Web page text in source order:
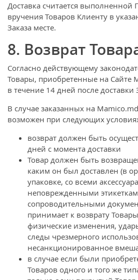
Доставка считается
вручения Товаров Клиенту в
Заказа месте.
8. Возврат
Согласно действующему
Товары, приобретенные на Сайте
в течение 14 дней после доставки
В случае заказанных на
возможен при следующих
возврат должен быть
дней с момента доставки
Товар должен быть
каким он был доставлен (в
упаковке, со всеми
неповрежденными
сопроводительными
принимает к возврату
физические изменения,
следы чрезмерного
несанкционированное
в случае если были
Товаров одного и того же